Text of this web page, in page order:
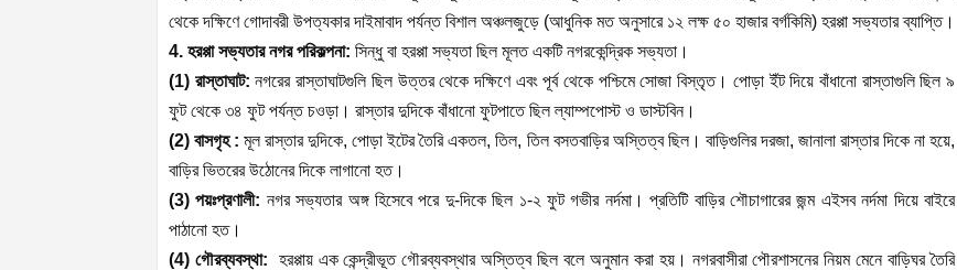
থেকে দক্ষিণে গোদাবরী উপত্যকার দাইমাবাদ পর্যন্ত বিশাল অঞ্চলজুড়ে (আধুনিক মত অনুসারে ১২ লক্ষ ৫০ হাজার বর্গকিমি) হরপ্পা সভ্যতার ব্যাপ্তি।
4. হরপ্পা সভ্যতার নগর পরিকল্পনা: সিন্ধু বা হরপ্পা সভ্যতা ছিল মূলত একটি নগরকেন্দ্রিক সভ্যতা।
(1) রাস্তাঘাট: নগরের রাস্তাঘাটগুলি ছিল উত্তর থেকে দক্ষিণে এবং পূর্ব থেকে পশ্চিমে সোজা বিস্তৃত। পোড়া ইঁট দিয়ে বাঁধানো রাস্তাগুলি ছিল ৯
ফুট থেকে ৩৪ ফুট পর্যন্ত চওড়া। রাস্তার দুদিকে বাঁধানো ফুটপাতে ছিল ল্যাম্পপোস্ট ও ডাস্টবিন।
(2) বাসগৃহ : মূল রাস্তার দুদিকে, পোড়া ইটের তৈরি একতল, তিল, তিল বসতবাড়ির অস্তিত্ব ছিল। বাড়িগুলির দরজা, জানালা রাস্তার দিকে না হয়ে,
বাড়ির ভিতরের উঠোনের দিকে লাগানো হত।
(3) পয়ঃপ্রণালী: নগর সভ্যতার অঙ্গ হিসেবে পরে দু-দিকে ছিল ১-২ ফুট গভীর নর্দমা। প্রতিটি বাড়ির শৌচাগারের জন্ম এইসব নর্দমা দিয়ে বাইরে
পাঠানো হত।
(4) গৌরব্যবস্থা:
হরপ্পায় এক কেন্দ্রীভূত গৌরব্যবস্থার অস্তিত্ব ছিল বলে অনুমান করা হয়। নগরবাসীরা পৌরশাসনের নিয়ম মেনে বাড়িঘর তৈরি